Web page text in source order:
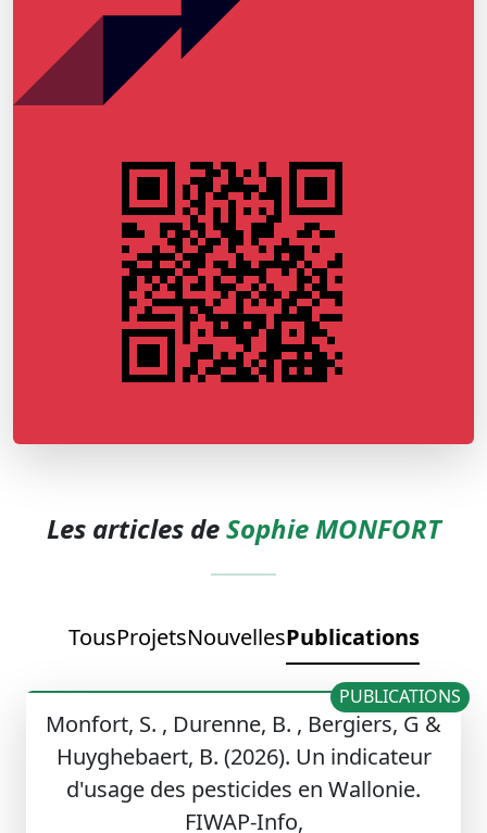
Les articles deSophie MONFORT
TousProjetsNouvellesPublications
Monfort, S. , Durenne, B. , Bergiers, G &
Huyghebaert, B. (2026). Un indicateur
d'usage des pesticides en Wallonie.
FIWAP-Info,
PUBLICATIONS